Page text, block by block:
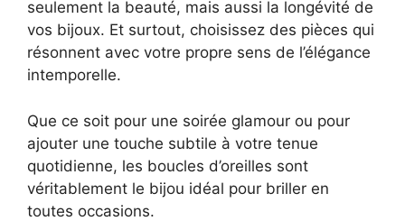
seulement la beauté, mais aussi la longévité de
vos bijoux. Et surtout, choisissez des pièces qui
résonnent avec votre propre sens de l’élégance
intemporelle.
Que ce soit pour une soirée glamour ou pour
ajouter une touche subtile à votre tenue
quotidienne, les boucles d’oreilles sont
véritablement le bijou idéal pour briller en
toutes occasions.